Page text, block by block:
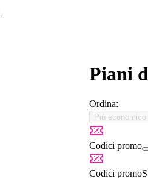
Piani
Ordina:
Più economico
Codici promo
Codici promo